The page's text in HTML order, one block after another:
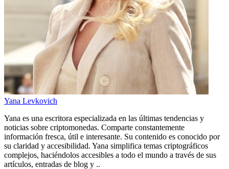
Yana Levkovich
Yana es una escritora especializada en las últimas tendencias y
noticias sobre criptomonedas. Comparte constantemente
información fresca, útil e interesante. Su contenido es conocido por
su claridad y accesibilidad. Yana simplifica temas criptográficos
complejos, haciéndolos accesibles a todo el mundo a través de sus
artículos, entradas de blog y ..